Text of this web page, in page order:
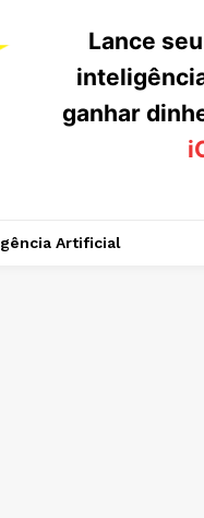
Lance
ganhar
Artificial